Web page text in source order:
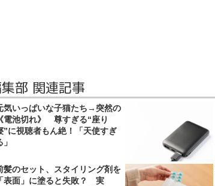
部 関連記事
気いっぱいな子猫たち→突然の
《電池切れ》 尊すぎる“座り
”に視聴者もん絶！「天使すぎ
」
髪のセット、スタイリング剤を
「表面」に塗ると失敗？ 実